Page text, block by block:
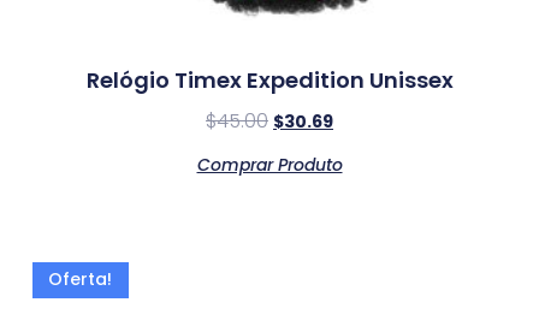
Relógio Timex Expedition Unissex
$45.00 $30.69
Comprar Produto
Oferta!